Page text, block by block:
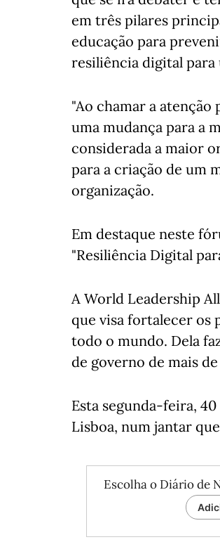
em três pilares
educação para
resiliência digital
"Ao chamar a
uma mudança para a
considerada a maior
para a criação de um
organização.
Em destaque neste
"Resiliência Digital
A World Leadership
que visa fortalecer os
todo o mundo. Dela
de governo de mais
Esta segunda-feira,
Lisboa, num jantar
Escolha o Diário de